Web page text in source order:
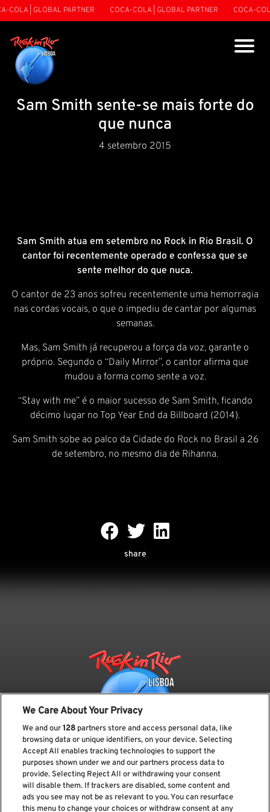
COLA | GLOBAL PARTNER COCA-COLA | GLOBAL PARTNER COCA-
Sam Smith sente-se mais forte do
que nunca
4 setembro 2015
Sam Smith atua em setembro no Rock in Rio Brasil. O
cantor foi recentemente operado e confessa que se
sente melhor do que nuca.
O cantor de 23 anos sofreu recentemente uma hemorragia
nas cordas vocais, o que o impediu de cantar por algumas
semanas.
Mas, Sam Smith já recuperou a força da voz, garante o
próprio. Segundo o “Daily Mirror”, o cantor afirma que
mudou a forma como sente a voz.
“Stay with me” é o maior sucesso de Sam Smith, ficando
décimo lugar no Top Year End da Billboard (2014).
Sam Smith sobe ao palco da Cidade do Rock no Brasil a 26
de setembro, no mesmo dia de Rihanna.
share
Subscreve a nossa newsletter
We Care About Your Privacy
We and our128 partners store and access personal data, like
browsing data or unique identifiers, on your device. Selecting
Accept All enables tracking technologies to support the
purposes shown under we and our partners process data to
provide. Selecting Reject All or withdrawing your consent
will disable them. If trackers are disabled, some content and
ads you see may not be as relevant to you. You can resurface
this menu to change your choices or withdraw consent at any